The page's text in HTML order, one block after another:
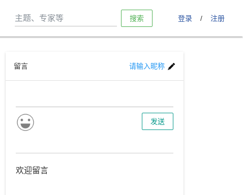
搜索 登录 / 注册
留言 请输入昵称
发送
欢迎留言